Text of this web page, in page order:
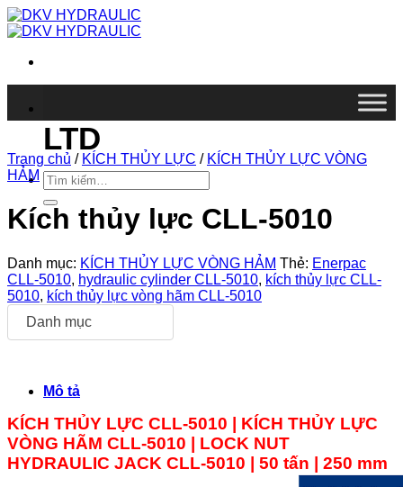
Chuyển
đến
dung
LTD
Tìm
kiếm:
Trang chủ / KÍCH THỦY LỰC / KÍCH THỦY LỰC VÒNG
HẢM
Kích thủy lực CLL-5010
Danh mục: KÍCH THỦY LỰC VÒNG HẢM Thẻ: Enerpac
CLL-5010, hydraulic cylinder CLL-5010, kích thủy lực CLL-
5010, kích thủy lực vòng hãm CLL-5010
Danh mục
Mô tả
KÍCH THỦY LỰC CLL-5010 | KÍCH THỦY LỰC
VÒNG HÃM CLL-5010
LOCK NUT
HYDRAULIC JACK CLL-5010 | 50 tấn | 250 mm